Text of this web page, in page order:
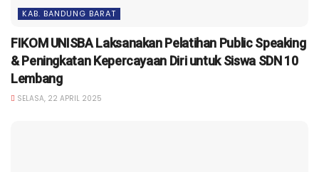
KAB. BANDUNG BARAT
FIKOM UNISBA Laksanakan Pelatihan Public Speaking
& Peningkatan Kepercayaan Diri untuk Siswa SDN 10
Lembang
SELASA, 22 APRIL 2025